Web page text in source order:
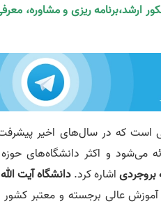
ارشد،برنامه ریزی و مشاوره،
است که در سال‌های اخیر
بروجردیاشاره کرد.دانشگاه آیت
آموزش عالی برجسته و معتبر